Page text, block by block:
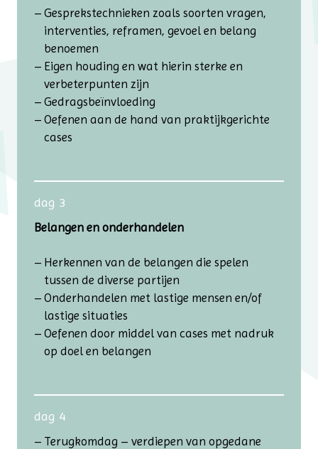
Gesprekstechnieken zoals soorten vragen,
interventies, reframen, gevoel en belang
benoemen
Eigen houding en wat hierin sterke en
verbeterpunten zijn
Gedragsbeïnvloeding
Oefenen aan de hand van praktijkgerichte
cases
dag 3
Belangen en onderhandelen
Herkennen van de belangen die spelen
tussen de diverse partijen
Onderhandelen met lastige mensen en/of
lastige situaties
Oefenen door middel van cases met nadruk
op doel en belangen
dag 4
Terugkomdag – verdiepen van opgedane